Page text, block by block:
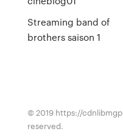
Streaming band of
brothers saison 1
© 2019 https://
reserved.